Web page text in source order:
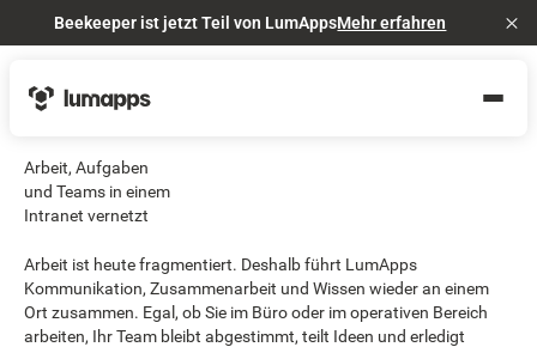
Beekeeper ist jetzt Teil von LumAppsMehr erfahren
Arbeit, Aufgaben
und Teams in einem
Intranet vernetzt
Arbeit ist heute fragmentiert. Deshalb führt LumApps
Kommunikation, Zusammenarbeit und Wissen wieder an einem
Ort zusammen. Egal, ob Sie im Büro oder im operativen Bereich
arbeiten, Ihr Team bleibt abgestimmt, teilt Ideen und erledigt